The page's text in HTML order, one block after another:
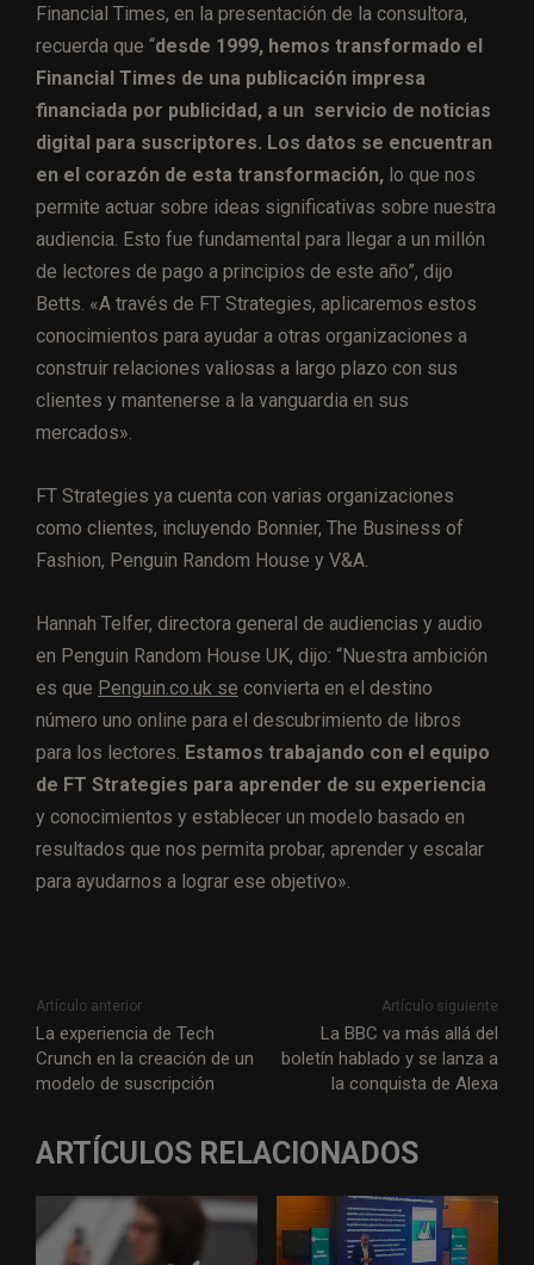
Financial Times, en la presentación de la consultora,
recuerda que “desde 1999, hemos transformado el
Financial Times de una publicación impresa
financiada por publicidad, a un servicio de noticias
digital para suscriptores. Los datos se encuentran
en el corazón de esta transformación, lo que nos
permite actuar sobre ideas significativas sobre nuestra
audiencia. Esto fue fundamental para llegar a un millón
de lectores de pago a principios de este año”, dijo
Betts. «A través de FT Strategies, aplicaremos estos
conocimientos para ayudar a otras organizaciones a
construir relaciones valiosas a largo plazo con sus
clientes y mantenerse a la vanguardia en sus
mercados».
FT Strategies ya cuenta con varias organizaciones
como clientes, incluyendo Bonnier, The Business of
Fashion, Penguin Random House y V&A.
Hannah Telfer, directora general de audiencias y audio
en Penguin Random House UK, dijo: “Nuestra ambición
es que Penguin.co.uk se convierta en el destino
número uno online para el descubrimiento de libros
para los lectores. Estamos trabajando con el equipo
de FT Strategies para aprender de su experiencia
y conocimientos y establecer un modelo basado en
resultados que nos permita probar, aprender y escalar
para ayudarnos a lograr ese objetivo».
Artículo anterior
La experiencia de Tech
Crunch en la creación de un
modelo de suscripción
Artículo siguiente
La BBC va más allá del
boletín hablado y se lanza a
la conquista de Alexa
ARTÍCULOS RELACIONADOS